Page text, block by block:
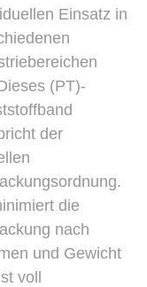
Einsatz in
(PT)-
der
die
nach
und Gewicht
voll